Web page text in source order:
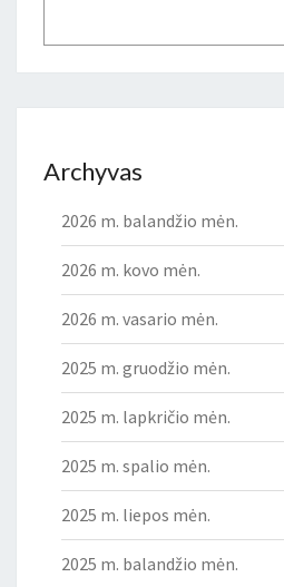
Archyvas
2026 m. balandžio mėn.
2026 m. kovo mėn.
2026 m. vasario mėn.
2025 m. gruodžio mėn.
2025 m. lapkričio mėn.
2025 m. spalio mėn.
2025 m. liepos mėn.
2025 m. balandžio mėn.